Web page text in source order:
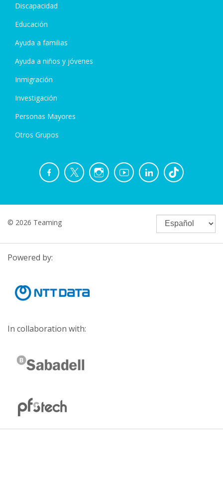
Discapacidad
Educación
Ayuda a familias
Ayuda a niños y jóvenes
Inmigración
Investigación
Personas Mayores
Otros Grupos
© 2026 Teaming
Powered by:
In collaboration with: